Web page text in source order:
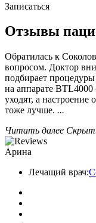
Записаться
Отзывы
Обратилась к
вопросом. Доктор
подбирает
на аппарате
уходят, а настроение
тоже лучше. ...
Читать далее
Арина
Лечащий врач: